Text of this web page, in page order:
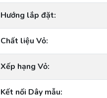
Hướng lắp đặt:
Chất liệu Vỏ:
Xếp hạng Vỏ:
Kết nối Dây mẫu: